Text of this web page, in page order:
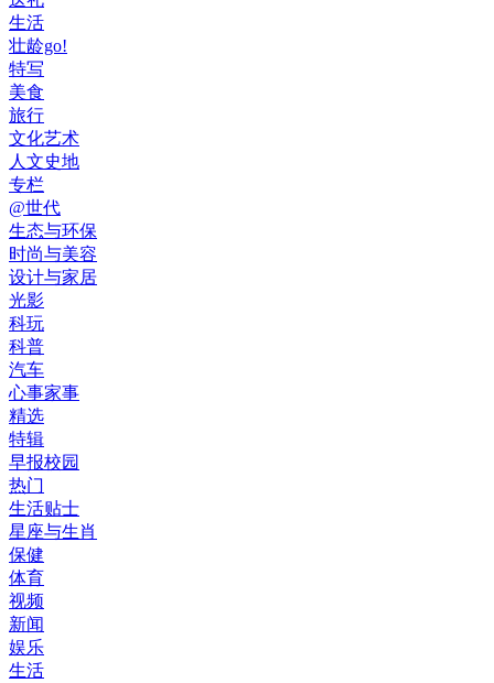
生活
壮龄go!
特写
美食
旅行
文化艺术
人文史地
专栏
@世代
生态与环保
时尚与美容
设计与家居
光影
科玩
科普
汽车
心事家事
精选
特辑
早报校园
热门
生活贴士
星座与生肖
保健
体育
视频
新闻
娱乐
生活